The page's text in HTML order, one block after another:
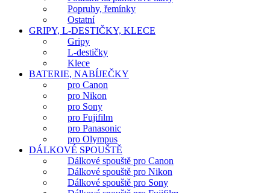
Popruhy, řemínky
Ostatní
GRIPY, L-DESTIČKY, KLECE
Gripy
L-destičky
Klece
BATERIE, NABÍJEČKY
pro Canon
pro Nikon
pro Sony
pro Fujifilm
pro Panasonic
pro Olympus
DÁLKOVÉ SPOUŠTĚ
Dálkové spouště pro Canon
Dálkové spouště pro Nikon
Dálkové spouště pro Sony